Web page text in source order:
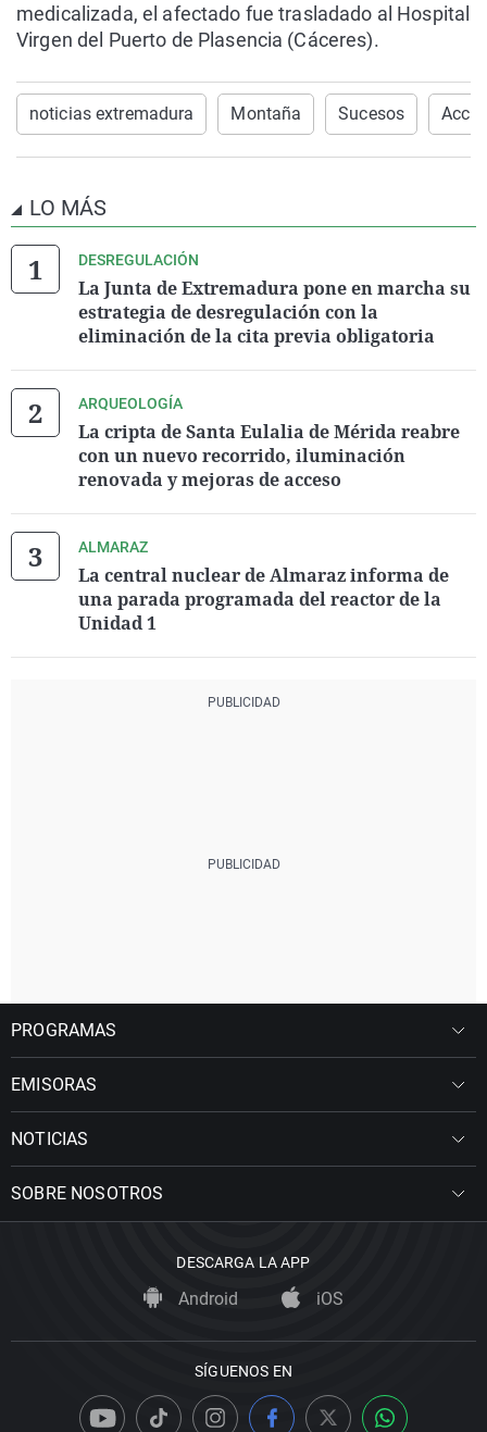
medicalizada, el afectado fue trasladado al Hospital
Virgen del Puerto de Plasencia (Cáceres).
noticias extremadura Montaña Sucesos
LO MÁS
DESREGULACIÓN
La Junta de Extremadura pone en marcha su
estrategia de desregulación con la
eliminación de la cita previa obligatoria
ARQUEOLOGÍA
La cripta de Santa Eulalia de Mérida reabre
con un nuevo recorrido, iluminación
renovada y mejoras de acceso
ALMARAZ
La central nuclear de Almaraz informa de
una parada programada del reactor de la
Unidad 1
PROGRAMAS
EMISORAS
NOTICIAS
SOBRE NOSOTROS
DESCARGA LA APP
Android iOS
SÍGUENOS EN